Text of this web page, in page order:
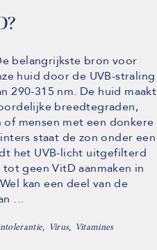
belangrijkste bron voor
huid door de UVB-straling
290-315 nm. De huid maakt
breedtegraden,
mensen met een donkere
staat de zon onder een
het UVB-licht uitgefilterd
geen VitD aanmaken in
kan een deel van de
…
, Virus, Vitamines